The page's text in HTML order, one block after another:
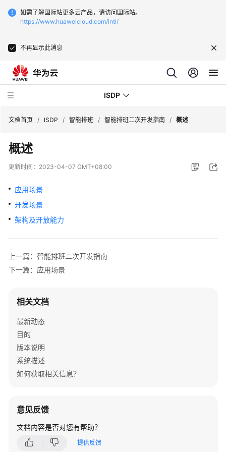
如需了解国际站更多云产品，请访问国际站。
https://www.huaweicloud.com/intl/
不再显示此消息
ISDP
最
新
态
用
户
API
参
见
问
题
二
次
指
南
智
文档首页 / ISDP / 智能排班 / 智能排班二次开发指南 / 概述
概述
更新时间： 2023-04-07 GMT+08:00
应用场景
开发场景
架构及开放能力
上一篇：智能排班二次开发指南
下一篇：应用场景
相关文档
最新动态
目的
版本说明
系统描述
如何获取相关信息？
意见反馈
文档内容是否对您有帮助？
提供反馈